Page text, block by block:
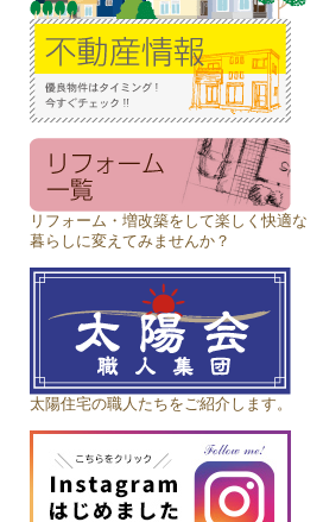
リフォーム・増改築をして楽しく快適な
暮らしに変えてみませんか？
太陽住宅の職人たちをご紹介します。